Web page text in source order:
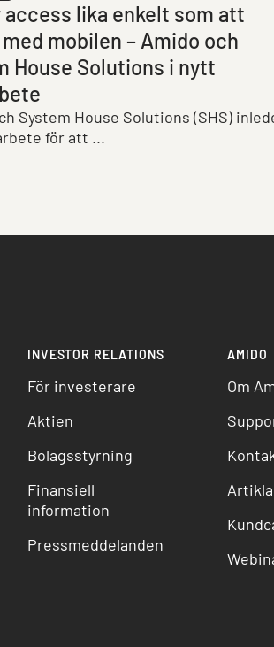
access lika enkelt som att
mobilen – Amido och
House Solutions i nytt
System House Solutions (SHS)
för att ...
INVESTOR RELATIONS
För investerare
Aktien
Bolagsstyrning
Finansiell
information
Pressmeddelanden
AMIDO
Om